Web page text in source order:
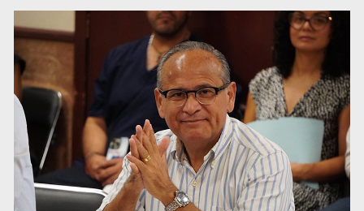
Vecinos acusan retiro de árboles; Ijalvi niega tala